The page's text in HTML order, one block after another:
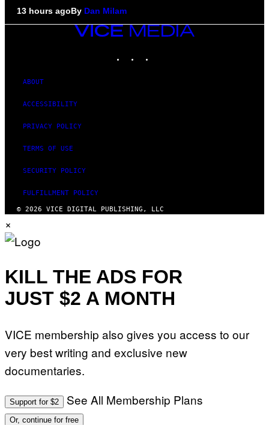
13 hours agoBy Dan Milam
VICE
MEDIA
ABOUT
ACCESSIBILITY
PRIVACY POLICY
TERMS OF USE
SECURITY POLICY
FULFILLMENT POLICY
© 2026 VICE DIGITAL PUBLISHING, LLC
×
KILL THE ADS FOR
JUST $2 A MONTH
VICE membership also gives you access to our
very best writing and exclusive new
documentaries.
Support for $2 See All Membership Plans
Or, continue for free